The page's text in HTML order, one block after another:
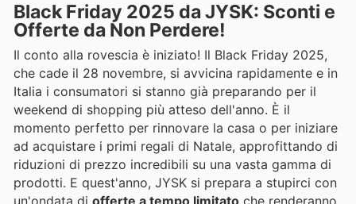
Black Friday 2025 da JYSK: Sconti e
Offerte da Non Perdere!
Il conto alla rovescia è iniziato! Il Black Friday 2025,
che cade il 28 novembre, si avvicina rapidamente e in
Italia i consumatori si stanno già preparando per il
weekend di shopping più atteso dell'anno. È il
momento perfetto per rinnovare la casa o per iniziare
ad acquistare i primi regali di Natale, approfittando di
riduzioni di prezzo incredibili su una vasta gamma di
prodotti. E quest'anno, JYSK si prepara a stupirci con